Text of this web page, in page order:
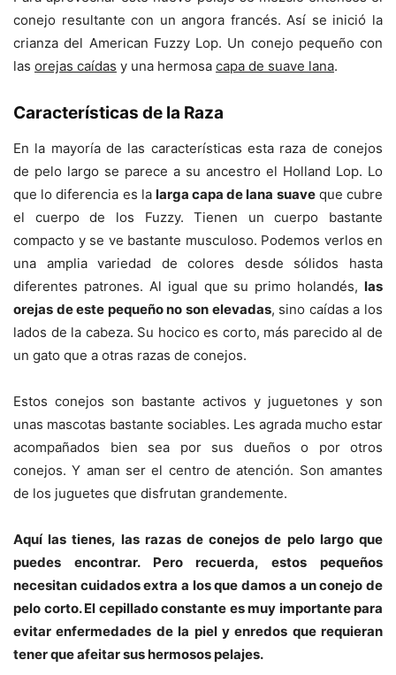
conejo resultante con un angora francés. Así se inició la
crianza del American Fuzzy Lop. Un conejo pequeño con
las orejas caídas y una hermosa capa de suave lana.
Características de la Raza
En la mayoría de las características esta raza de conejos
de pelo largo se parece a su ancestro el Holland Lop. Lo
que lo diferencia es la larga capa de lana suaveque cubre
el cuerpo de los Fuzzy. Tienen un cuerpo bastante
compacto y se ve bastante musculoso. Podemos verlos en
una amplia variedad de colores desde sólidos hasta
diferentes patrones. Al igual que su primo holandés, las
orejas de este pequeño no son elevadas, sino caídas a los
lados de la cabeza. Su hocico es corto, más parecido al de
un gato que a otras razas de conejos.
Estos conejos son bastante activos y juguetones y son
unas mascotas bastante sociables. Les agrada mucho estar
acompañados bien sea por sus dueños o por otros
conejos. Y aman ser el centro de atención. Son amantes
de los juguetes que disfrutan grandemente.
Aquí las tienes, las razas de conejos de pelo largo que
puedes encontrar. Pero recuerda, estos pequeños
necesitan cuidados extra a los que damos a un conejo de
pelo corto. El cepillado constante es muy importante para
evitar enfermedades de la piel y enredos que requieran
tener que afeitar sus hermosos pelajes.